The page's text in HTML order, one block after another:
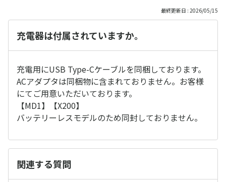
最終更新日 : 2026/05/15
充電器は付属されていますか。
充電用にUSB Type-Cケーブルを同梱しております。
ACアダプタは同梱物に含まれておりません。お客様
にてご用意いただいております。
【MD1】【X200】
バッテリーレスモデルのため同封しておりません。
関連する質問